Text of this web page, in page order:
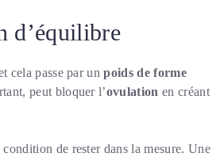
d’équilibre
cela passe par unpoids de forme
peut bloquer l’ovulation en créant
condition de rester dans la mesure. Une